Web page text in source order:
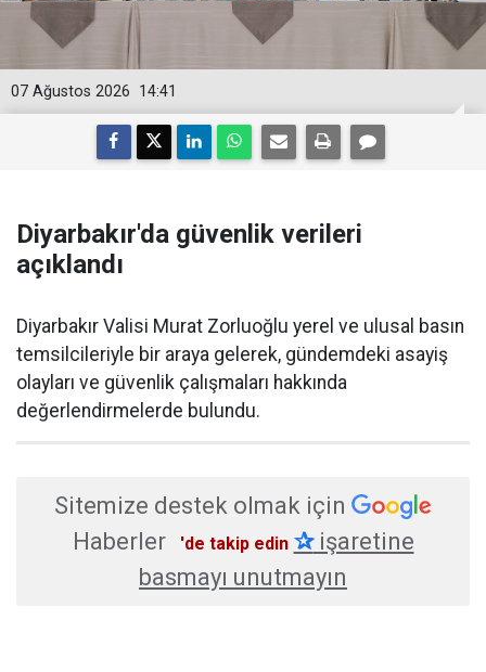
14:41
07 Ağustos 2026
Diyarbakır'da güvenlik verileri
açıklandı
Diyarbakır Valisi Murat Zorluoğlu yerel ve ulusal basın
temsilcileriyle bir araya gelerek, gündemdeki asayiş
olayları ve güvenlik çalışmaları hakkında
değerlendirmelerde bulundu.
Sitemize destek olmak için
Haberler
'de takip edin ✰işaretine
basmayı unutmayın